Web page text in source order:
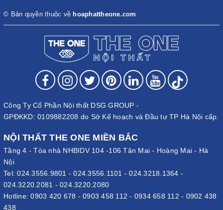
© Bản quyền thuộc về hoaphattheone.com
Công Ty Cổ Phần Nội thất DSG GROUP -
GPĐKKD: 0109882208 do Sở Kế hoạch và Đầu tư TP Hà Nội cấp.
NỘI THẤT THE ONE MIỀN BẮC
Tầng 4 - Tòa nhà NHBIDV 104 -106 Tân Mai - Hoàng Mai - Hà
Nội
Tel:024.3556.9801 -024.3556.1101 -024.3218.1364 -
024.3220.2081 - 024.3220.2080
Hotline:0903 420 678 - 0903 458 112 - 0934 658 112 - 0902 438
438